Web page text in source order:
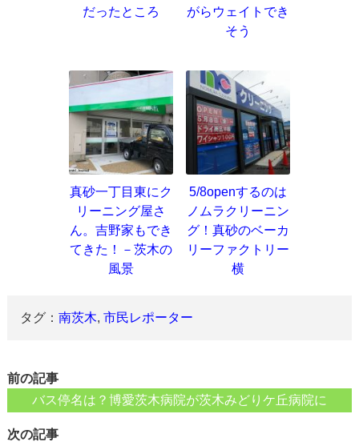
だったところ
がらウェイトでき
そう
真砂一丁目東にク
リーニング屋さ
ん。吉野家もでき
てきた！－茨木の
風景
5/8openするのは
ノムラクリーニン
グ！真砂のベーカ
リーファクトリー
横
タグ：南茨木,市民レポーター
前の記事
バス停名は？博愛茨木病院が茨木みどりケ丘病院に
次の記事